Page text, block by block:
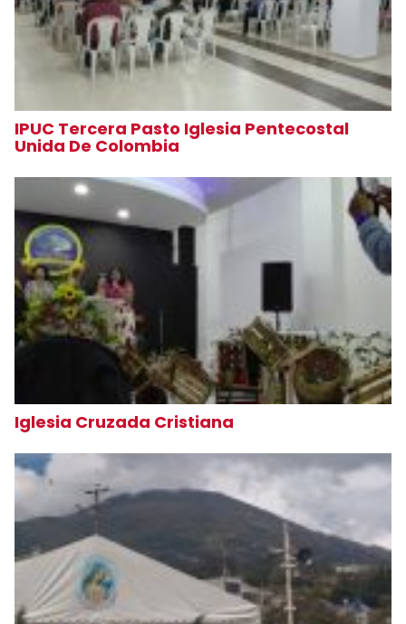
IPUC Tercera Pasto Iglesia Pentecostal
Unida De Colombia
Iglesia Cruzada Cristiana